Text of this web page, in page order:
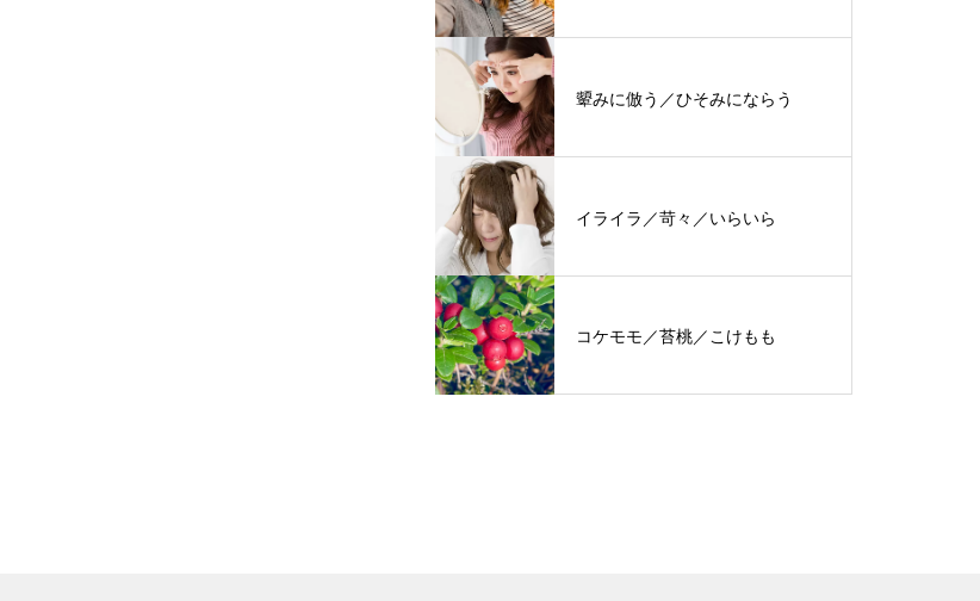
顰みに倣う／ひそみにならう
イライラ／苛々／いらいら
コケモモ／苔桃／こけもも